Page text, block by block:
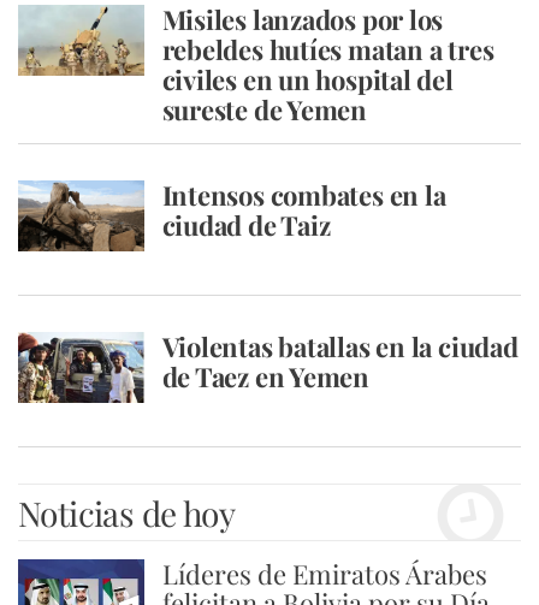
Misiles lanzados por los
rebeldes hutíes matan a tres
civiles en un hospital del
sureste de Yemen
Intensos combates en la
ciudad de Taiz
Violentas batallas en la ciudad
de Taez en Yemen
Noticias de hoy
Líderes de Emiratos Árabes